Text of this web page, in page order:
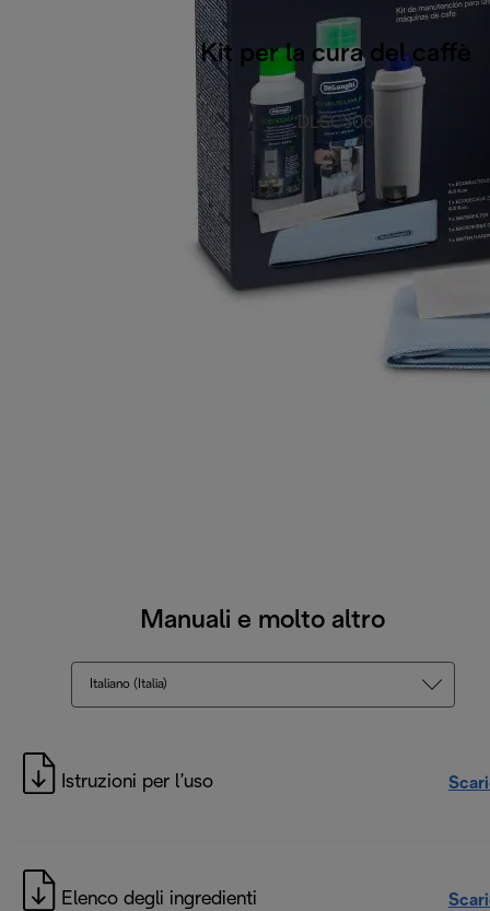
Kit per la cura del caffè
DLSC306
Manuali e molto altro
Italiano (Italia)
Istruzioni per l’uso
Elenco degli ingredienti